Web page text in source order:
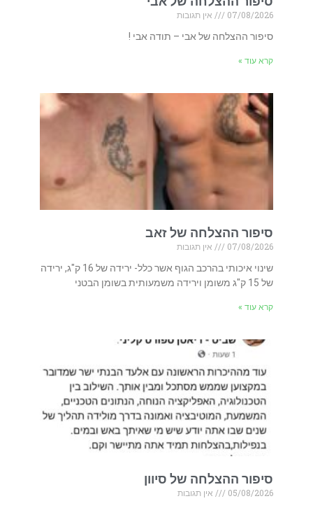
07/08/2026
אין תגובות
סיפור ההצלחה של אבי – תודה אבי !
קרא עוד »
סיפור ההצלחה של זאב
07/08/2026
אין תגובות
שינוי איכותי בהרכב הגוף אשר כלל- ירידה של 16 ק"ג, ירידה
של 15 ק"ג משומן וירידה משמעותית בשומן הבטני
קרא עוד »
סיפור ההצלחה של סיוון
05/08/2026
אין תגובות